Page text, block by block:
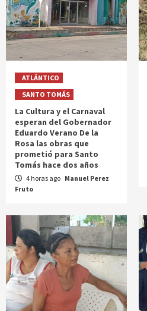
ATLÁNTICO
SANTO TOMÁS
La Cultura y el Carnaval
esperan del Gobernador
Eduardo Verano De la
Rosa las obras que
prometió para Santo
Tomás hace dos años
4 horas ago Manuel Perez
Fruto